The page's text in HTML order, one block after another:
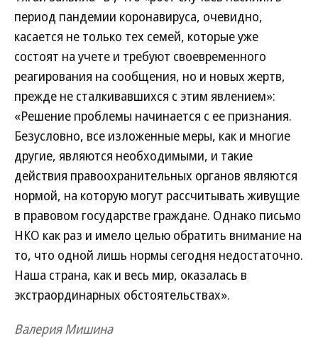
период пандемии коронавируса, очевидно,
касается не только тех семей, которые уже
состоят на учете и требуют своевременного
реагирования на сообщения, но и новых жертв,
прежде не сталкивавшихся с этим явлением»:
«Решение проблемы начинается с ее признания.
Безусловно, все изложенные меры, как и многие
другие, являются необходимыми, и такие
действия правоохранительных органов являются
нормой, на которую могут рассчитывать живущие
в правовом государстве граждане. Однако письмо
НКО как раз и имело целью обратить внимание на
то, что одной лишь нормы сегодня недостаточно.
Наша страна, как и весь мир, оказалась в
экстраординарных обстоятельствах».
Валерия Мишина